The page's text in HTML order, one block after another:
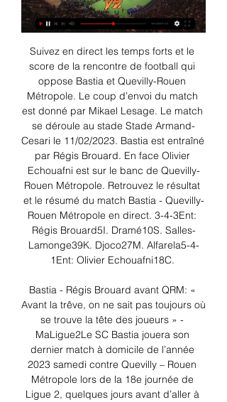
Suivez en direct les temps forts et le
score de la rencontre de football qui
oppose Bastia et Quevilly-Rouen
Métropole. Le coup d’envoi du match
est donné par Mikael Lesage. Le match
se déroule au stade Stade Armand-
Cesari le 11/02/2023. Bastia est entraîné
par Régis Brouard. En face Olivier
Echouafni est sur le banc de Quevilly-
Rouen Métropole. Retrouvez le résultat
et le résumé du match Bastia - Quevilly-
Rouen Métropole en direct. 3-4-3Ent:
Régis Brouard5I. Dramé10S. Salles-
Lamonge39K. Djoco27M. Alfarela5-4-
1Ent: Olivier Echouafni18C.
Bastia - Régis Brouard avant QRM: «
Avant la trêve, on ne sait pas toujours où
se trouve la tête des joueurs » -
MaLigue2Le SC Bastia jouera son
dernier match à domicile de l’année
2023 samedi contre Quevilly – Rouen
Métropole lors de la 18e journée de
Ligue 2, quelques jours avant d’aller à